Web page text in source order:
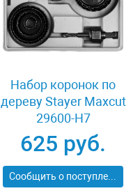
Набор коронок по
дереву Stayer Maxcut
29600-H7
625 руб.
Сообщить о поступлении